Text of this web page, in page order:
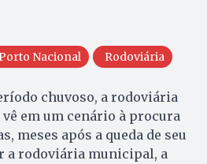
Nacional Rodoviária
chuvoso, a rodoviária
em um cenário à procura
meses após a queda de seu
a rodoviária municipal, a